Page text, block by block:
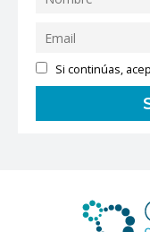
Si continúas,